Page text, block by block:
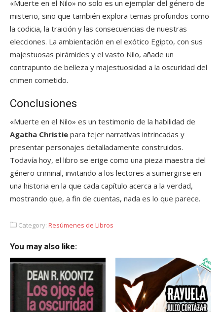
«Muerte en el Nilo» no solo es un ejemplar del género de
misterio, sino que también explora temas profundos como
la codicia, la traición y las consecuencias de nuestras
elecciones. La ambientación en el exótico Egipto, con sus
majestuosas pirámides y el vasto Nilo, añade un
contrapunto de belleza y majestuosidad a la oscuridad del
crimen cometido.
Conclusiones
«Muerte en el Nilo» es un testimonio de la habilidad de
Agatha Christie para tejer narrativas intrincadas y
presentar personajes detalladamente construidos.
Todavía hoy, el libro se erige como una pieza maestra del
género criminal, invitando a los lectores a sumergirse en
una historia en la que cada capítulo acerca a la verdad,
mostrando que, a fin de cuentas, nada es lo que parece.
Category: Resúmenes de Libros
You may also like: